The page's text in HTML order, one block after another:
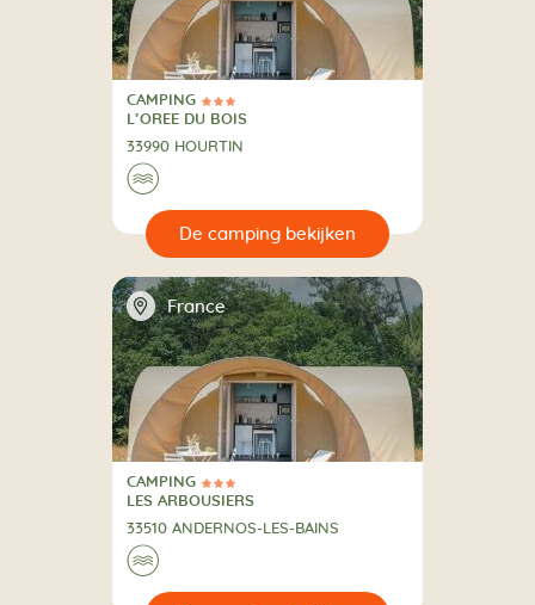
3 Sterren
CAMPING
CAMPING
L’OREE DU BOIS
33990 HOURTIN
🌊
📍 France
3 Sterren
CAMPING
CAMPING
LES ARBOUSIERS
33510 ANDERNOS-LES-BAINS
🌊